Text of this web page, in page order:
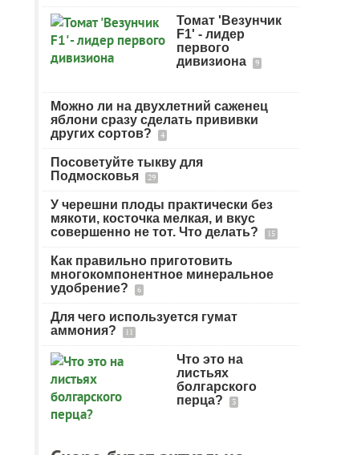
Томат 'Везунчик
F1' - лидер
первого
дивизиона
9
Можно ли на двухлетний саженец
яблони сразу сделать прививки
других сортов?
4
Посоветуйте тыкву для
Подмосковья
29
У черешни плоды практически без
мякоти, косточка мелкая, и вкус
совершенно не тот. Что делать?
15
Как правильно приготовить
многокомпонентное минеральное
удобрение?
6
Для чего используется гумат
аммония?
11
Что это на
листьях
болгарского
перца?
3